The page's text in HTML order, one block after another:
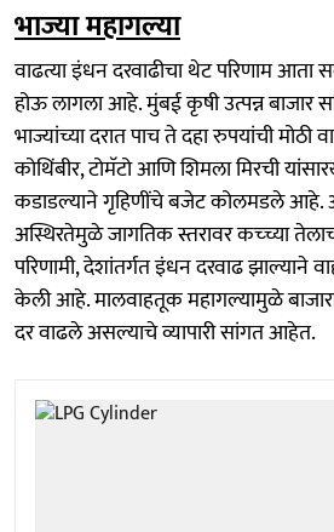
भाज्या महागल्या
वाढत्या इंधन दरवाढीचा थेट परिणाम आता
होऊ लागला आहे. मुंबई कृषी उत्पन्न बाजार
भाज्यांच्या दरात पाच ते दहा रुपयांची मोठी
कोथिंबीर, टोमॅटो आणि शिमला मिरची
कडाडल्याने गृहिणींचे बजेट कोलमडले आहे.
अस्थिरतेमुळे जागतिक स्तरावर कच्च्या
परिणामी, देशांतर्गत इंधन दरवाढ झाल्याने
केली आहे. मालवाहतूक महागल्यामुळे
दर वाढले असल्याचे व्यापारी सांगत आहेत.